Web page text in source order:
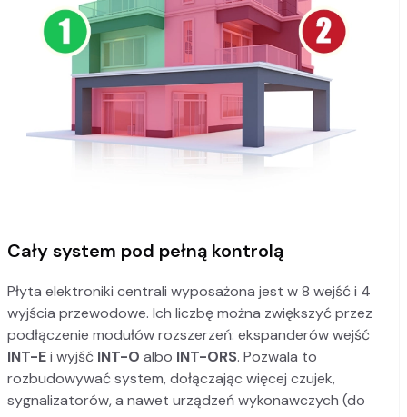
Cały system pod pełną kontrolą
Płyta elektroniki centrali wyposażona jest w 8 wejść i 4
wyjścia przewodowe. Ich liczbę można zwiększyć przez
podłączenie modułów rozszerzeń: ekspanderów wejść
INT-Ei wyjść INT-O albo INT-ORS. Pozwala to
rozbudowywać system, dołączając więcej czujek,
sygnalizatorów, a nawet urządzeń wykonawczych (do